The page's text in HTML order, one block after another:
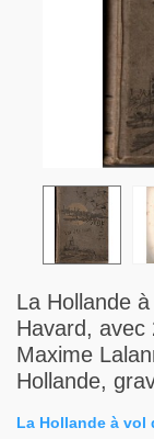
La Hollande
Havard, avec
Maxime
Hollande,
La Hollande à vol